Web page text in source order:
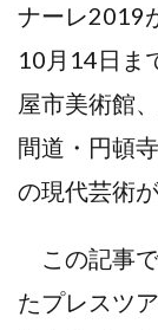
ナーレ2019
10月14日ま
屋市美術館
間道・円頓
の現代芸術
この記事
たプレスツ